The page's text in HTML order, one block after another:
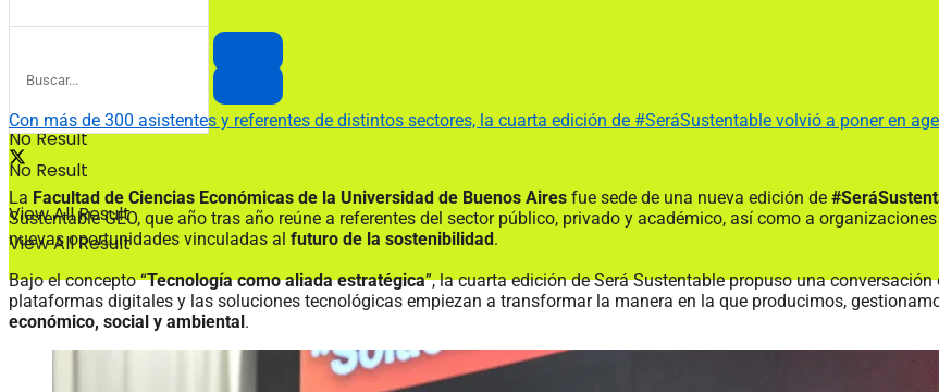
No Result
View All Result
No Result
View All Result
Con más de 300 asistentes y referentes de distintos sectores, la cuarta edición de #SeráSustentable volvió a poner en
La Facultad de Ciencias Económicas de la Universidad de Buenos Aires fue sede de una nueva edición de
Sustentable GEO, que año tras año reúne a referentes del sector público, privado y académico, así como a
nuevas oportunidades vinculadas al futuro de la sostenibilidad.
Bajo el concepto “Tecnología como aliada estratégica”, la cuarta edición de Será Sustentable propuso una
plataformas digitales y las soluciones tecnológicas empiezan a transformar la manera en la que producimos,
económico, social y ambiental.